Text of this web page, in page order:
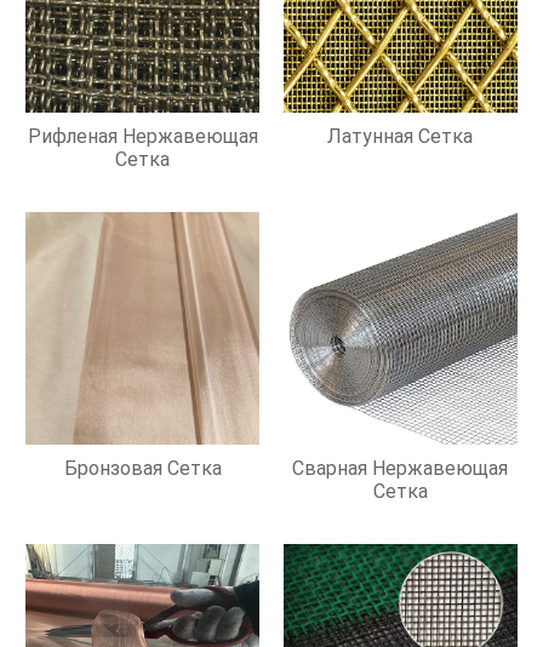
Рифленая Нержавеющая
Сетка
Латунная Сетка
Бронзовая Сетка
Сварная Нержавеющая
Сетка